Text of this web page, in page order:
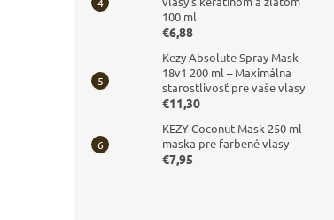
100 ml
€6,88
Kezy Absolute Spray Mask
18v1 200 ml – Maximálna
starostlivosť pre vaše vlasy
€11,30
KEZY Coconut Mask 250 ml –
maska pre farbené vlasy
€7,95